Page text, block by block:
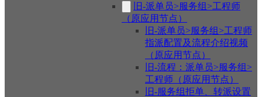
旧-派单员>服务组>工程师
（原应用节点）
旧-派单员>服务组>工程师
指派配置及流程介绍视频
（原应用节点）
旧-流程：派单员>服务组>
工程师（原应用节点）
旧-服务组拒单、转派设置